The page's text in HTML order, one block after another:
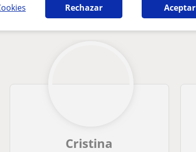
Rechazar Aceptar
que pueden interesarte
Cristina